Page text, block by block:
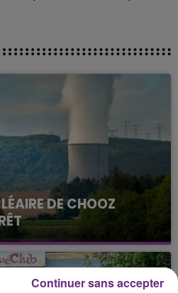
DE CHOOZ
que la centrale
à l'arrêt. Une situation
intense qui est toujours
Continuer sans accepter